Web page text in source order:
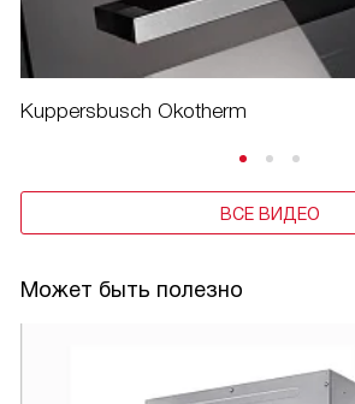
Kuppersbusch Okotherm
ВСЕ ВИДЕО
Может быть полезно